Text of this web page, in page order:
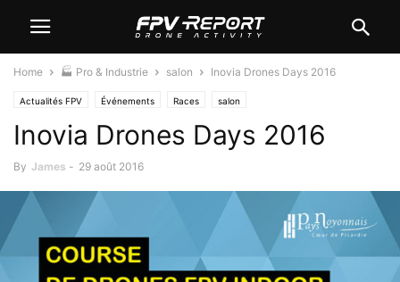
Home 🏭 Pro & Industrie salon Inovia Drones Days 2016
Actualités FPV Événements Races salon
Inovia Drones Days 2016
By James - 29 août 2016